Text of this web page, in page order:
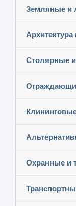
Земляные и
Столярные
Охранные и